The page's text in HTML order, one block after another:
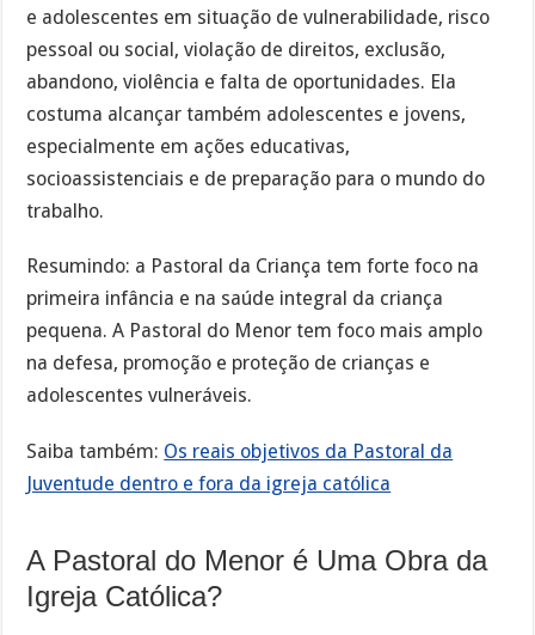
e adolescentes em situação de vulnerabilidade, risco
pessoal ou social, violação de direitos, exclusão,
abandono, violência e falta de oportunidades. Ela
costuma alcançar também adolescentes e jovens,
especialmente em ações educativas,
socioassistenciais e de preparação para o mundo do
trabalho.
Resumindo: a Pastoral da Criança tem forte foco na
primeira infância e na saúde integral da criança
pequena. A Pastoral do Menor tem foco mais amplo
na defesa, promoção e proteção de crianças e
adolescentes vulneráveis.
Saiba também: Os reais objetivos da Pastoral da
Juventude dentro e fora da igreja católica
A Pastoral do Menor é Uma Obra da
Igreja Católica?